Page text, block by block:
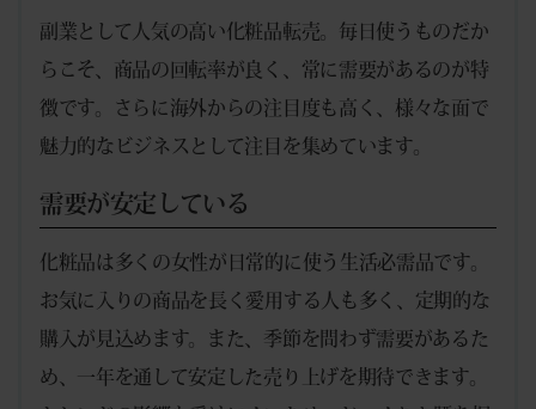
副業として人気の高い化粧品転売。毎日使うものだか
らこそ、商品の回転率が良く、常に需要があるのが特
徴です。さらに海外からの注目度も高く、様々な面で
魅力的なビジネスとして注目を集めています。
需要が安定している
化粧品は多くの女性が日常的に使う生活必需品です。
お気に入りの商品を長く愛用する人も多く、定期的な
購入が見込めます。また、季節を問わず需要があるた
め、一年を通して安定した売り上げを期待できます。